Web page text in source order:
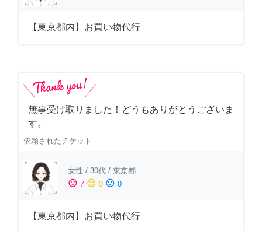
【東京都内】お買い物代行
無事受け取りました！どうもありがとうございま
す。
依頼されたチケット
女性 / 30代 / 東京都
sentiment_satisfied 7 sentiment_neutral 0 sentiment_dissatisfied 0
【東京都内】お買い物代行